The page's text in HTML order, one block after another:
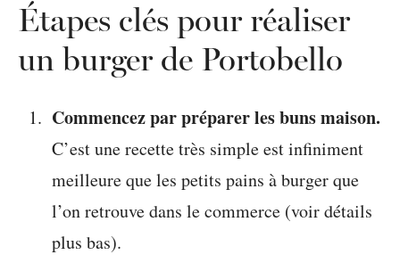
Étapes clés pour réaliser
un burger de Portobello
Commencez par préparer les buns maison.
C’est une recette très simple est infiniment
meilleure que les petits pains à burger que
l’on retrouve dans le commerce (voir détails
plus bas).